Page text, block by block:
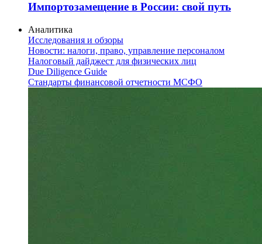
Импортозамещение в России: свой путь
Аналитика
Исследования и обзоры
Новости: налоги, право, управление персоналом
Налоговый дайджест для физических лиц
Due Diligence Guide
Стандарты финансовой отчетности МСФО